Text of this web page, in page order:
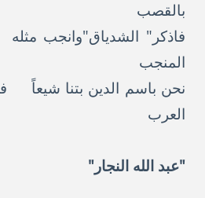
بالقصب
فاذكر" الشدياق"وانجب
المنجب
نحن باسم الدين بتنا شيعاً
العرب
"عبد الله النجار"